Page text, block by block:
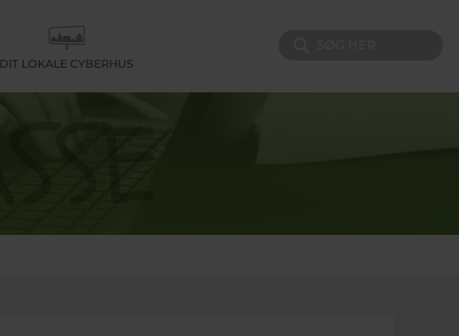
DIT LOKALE CYBERHUS